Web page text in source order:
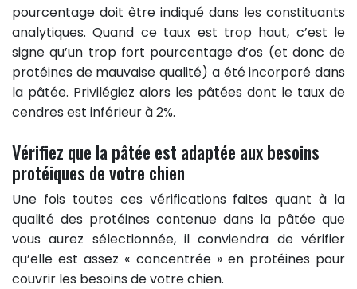
pourcentage doit être indiqué dans les constituants
analytiques. Quand ce taux est trop haut, c’est le
signe qu’un trop fort pourcentage d’os (et donc de
protéines de mauvaise qualité) a été incorporé dans
la pâtée. Privilégiez alors les pâtées dont le taux de
cendres est inférieur à 2%.
Vérifiez que la pâtée est adaptée aux besoins
protéiques de votre chien
Une fois toutes ces vérifications faites quant à la
qualité des protéines contenue dans la pâtée que
vous aurez sélectionnée, il conviendra de vérifier
qu’elle est assez « concentrée » en protéines pour
couvrir les besoins de votre chien.